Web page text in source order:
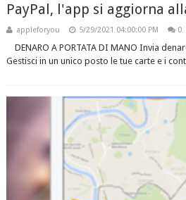
PayPal, l'app si aggiorna
appleforyou 5/29/2021 04:00:00 PM 0
DENARO A PORTATA DI MANO Invia
Gestisci in un unico posto le tue carte e i